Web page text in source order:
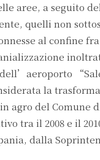
aree, a seguito
quelli non
al confine
dell’aeroporto
la
del Comune
tra il 2008 e il
dalla